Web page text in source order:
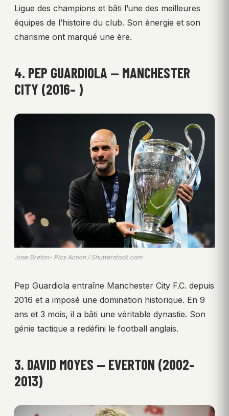
Ligue des champions et bâti l’une des meilleures
équipes de l’histoire du club. Son énergie et son
charisme ont marqué une ère.
4. PEP GUARDIOLA — MANCHESTER
CITY (2016– )
Jose Breton- Pics Action / Shutterstock.com
Pep Guardiola entraîne Manchester City F.C. depuis
2016 et a imposé une domination historique. En 9
ans et 3 mois, il a bâti une véritable dynastie. Son
génie tactique a redéfini le football anglais.
3. DAVID MOYES — EVERTON (2002–
2013)